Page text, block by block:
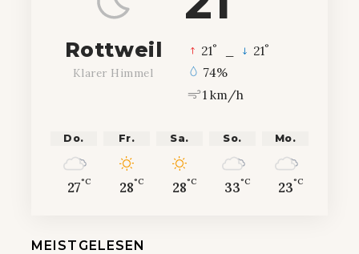
Rottweil
Klarer Himmel
21° 21°
74%
1 km/h
Do.
27°C
Fr.
28°C
Sa.
28°C
So.
33°C
Mo.
23°C
MEISTGELESEN